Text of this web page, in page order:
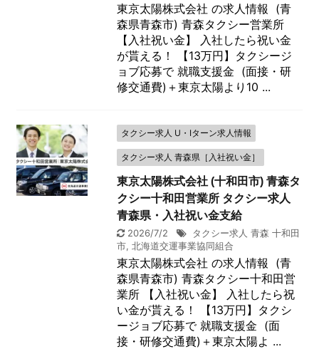
東京太陽株式会社 の求人情報 (青
森県青森市) 青森タクシー営業所
【入社祝い金】 入社したら祝い金
が貰える！ 【13万円】タクシージ
ョブ応募で 就職支援金 (面接・研
修交通費)＋東京太陽より10 ...
タクシー求人 U・Iターン求人情報
タクシー求人 青森県［入社祝い金］
東京太陽株式会社 (十和田市) 青森タ
クシー十和田営業所 タクシー求人
青森県・入社祝い金支給
2026/7/2
タクシー求人 青森 十和田
市, 北海道交運事業協同組合
東京太陽株式会社 の求人情報 (青
森県青森市) 青森タクシー十和田営
業所 【入社祝い金】 入社したら祝
い金が貰える！ 【13万円】タクシ
ージョブ応募で 就職支援金 (面
接・研修交通費)＋東京太陽よ ...